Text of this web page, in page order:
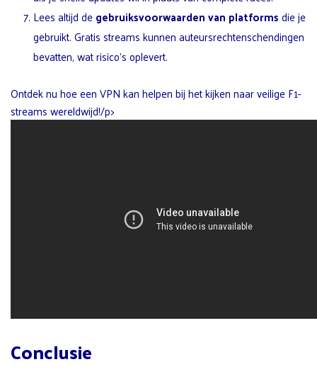
Lees altijd degebruiksvoorwaarden van platformsdie je
gebruikt. Gratis streams kunnen auteursrechtenschendingen
bevatten, wat risico’s oplevert.
Ontdek nu hoe een VPN kan helpen bij het kijken naar veilige F1-
streams wereldwijd!/p>
Conclusie